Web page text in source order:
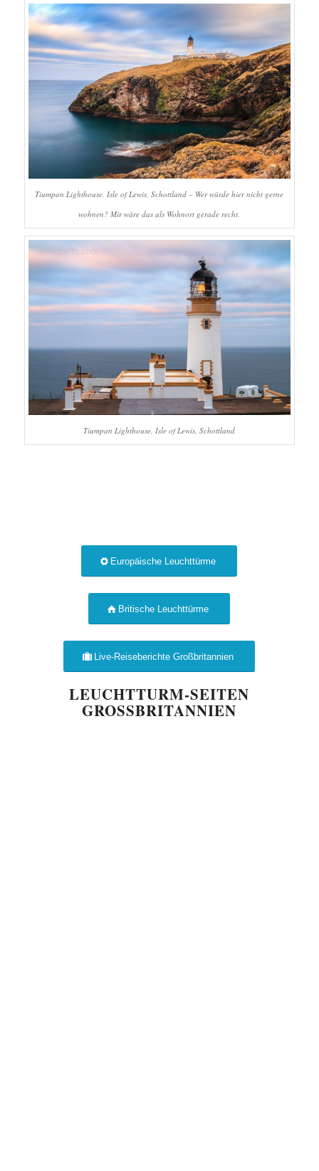
Tiumpan Lighthouse, Isle of Lewis, Schottland – Wer würde hier nicht gerne
wohnen? Mir wäre das als Wohnort gerade recht.
Tiumpan Lighthouse, Isle of Lewis, Schottland
Europäische Leuchttürme
Britische Leuchttürme
Live-Reiseberichte Großbritannien
LEUCHTTURM-SEITEN
GROSSBRITANNIEN